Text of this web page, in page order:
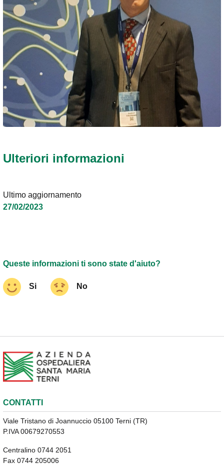
Ulteriori informazioni
Ultimo aggiornamento
27/02/2023
Queste informazioni ti sono state d'aiuto?
Si No
CONTATTI
Viale Tristano di Joannuccio 05100 Terni (TR)
P.IVA 00679270553
Centralino 0744 2051
Fax 0744 205006